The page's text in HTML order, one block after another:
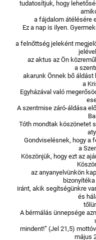
tudatosítjuk, hogy
a fájdalom átélésére
Ez a nap is ilyen.
a felnőttség jeleként
az aktus az Ön
a
akarunk Önnek bő áldást
a
Egyházával való
A szentmise záró-áldása
Tóth mondtak köszönetet
Gondviselésnek, hogy a
a
Köszönjük, hogy ezt az
az anyanyelvünkön
iránt, akik segítségünkre
és
A bérmálás ünnepsége
mindent!” (Jel 21,5)
május